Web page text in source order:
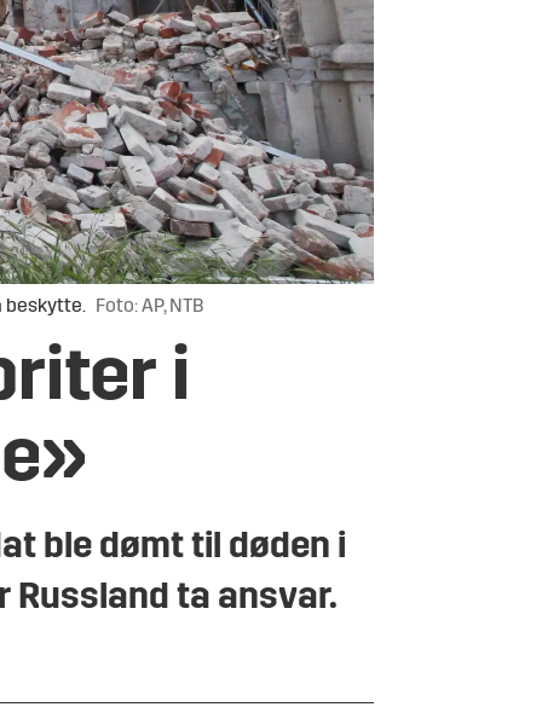
beskytte. Foto: AP, NTB
i
ble dømt til døden i
ta ansvar.